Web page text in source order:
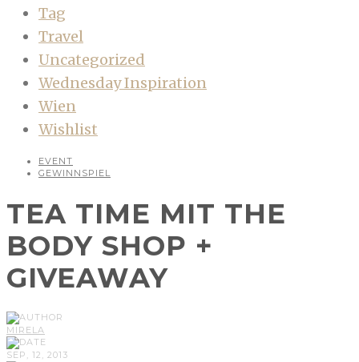
Tag
Travel
Uncategorized
Wednesday Inspiration
Wien
Wishlist
EVENT
GEWINNSPIEL
TEA TIME MIT THE
BODY SHOP +
GIVEAWAY
MIRELA
SEP, 12, 2013